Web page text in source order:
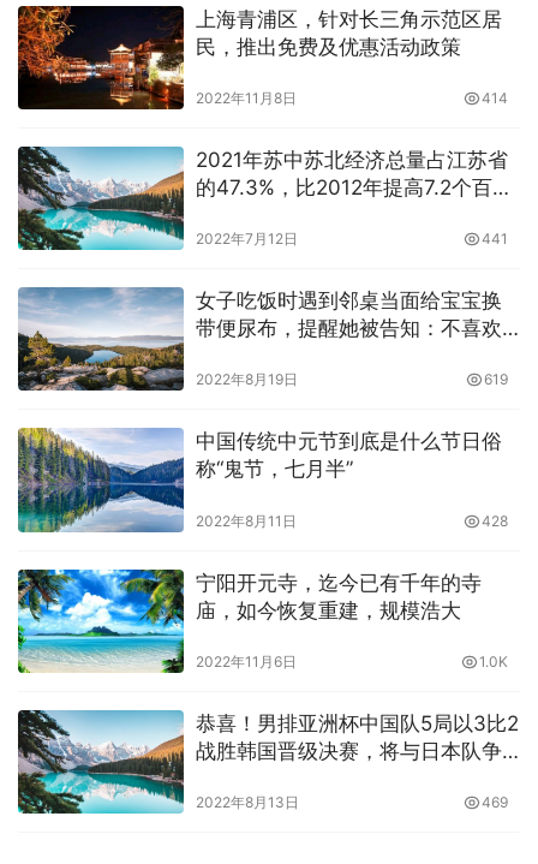
上海青浦区，针对长三角示范区居
民，推出免费及优惠活动政策
2022年11月8日 414
2021年苏中苏北经济总量占江苏省
的47.3%，比2012年提高7.2个百分
2022年7月12日 441
女子吃饭时遇到邻桌当面给宝宝换
带便尿布，提醒她被告知：不喜欢
2022年8月19日 619
中国传统中元节到底是什么节日俗
称“鬼节，七月半”
2022年8月11日 428
宁阳开元寺，迄今已有千年的寺
庙，如今恢复重建，规模浩大
2022年11月6日 1.0K
恭喜！男排亚洲杯中国队5局以3比2
战胜韩国晋级决赛，将与日本队争
2022年8月13日 469